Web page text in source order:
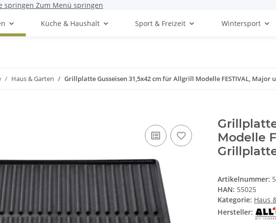
springen Zum Menü springen
Küche & Haushalt Sport & Freizeit Wintersport
Haus & Garten Grillplatte Gusseisen 31,5x42 cm für Allgrill Modelle FESTIVAL, Major
Modelle
Artikelnummer:
HAN: 55025
Kategorie: Haus
Hersteller: